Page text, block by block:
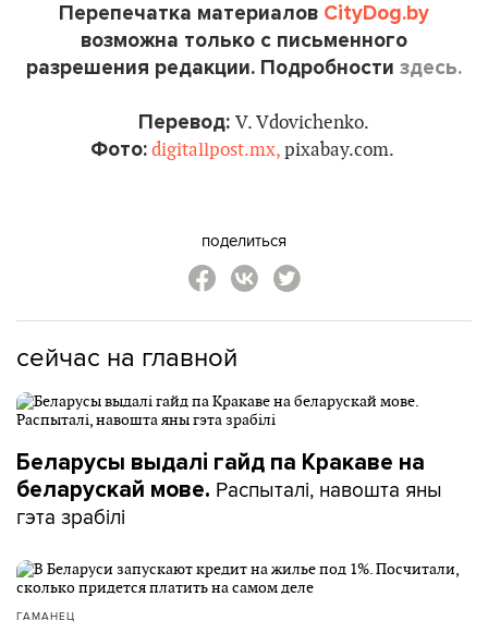
Перепечатка материалов CityDog.by
возможна только с письменного
разрешения редакции. Подробности здесь.
Перевод: V. Vdovichenko.
Фото: digitallpost.mx, pixabay.com.
поделиться
сейчас на главной
Беларусы выдалі гайд па Кракаве на
беларускай мове. Распыталі, навошта яны
гэта зрабілі
ГАМАНЕЦ